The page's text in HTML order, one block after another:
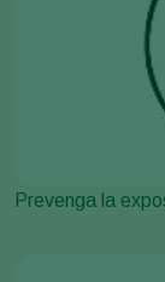
Prevenga la